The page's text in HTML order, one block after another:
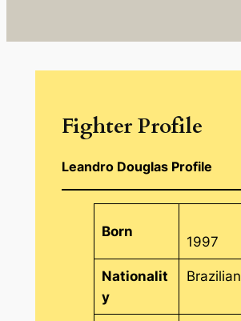
Fighter Profile
Leandro Douglas Profile
Born
1997
Nationalit
y
Brazilian